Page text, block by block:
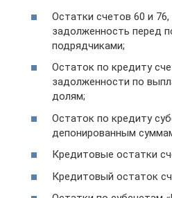
Остатки счетов 60 и 76,
задолженность перед
подрядчиками;
Остаток по кредиту
задолженности по
долям;
Остаток по кредиту
депонированным
Кредитовые остатки
Кредитовый остаток